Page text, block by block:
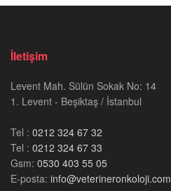
İletişim
Levent Mah. Sülün Sokak No: 14
1. Levent - Beşiktaş / İstanbul
Tel : 0212 324 67 32
Tel : 0212 324 67 33
Gsm: 0530 403 55 05
E-posta: info@veterineronkoloji.com